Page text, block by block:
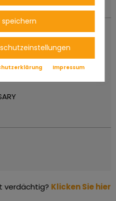
verdächtig? Klicken Sie hier
speichern
Impressum